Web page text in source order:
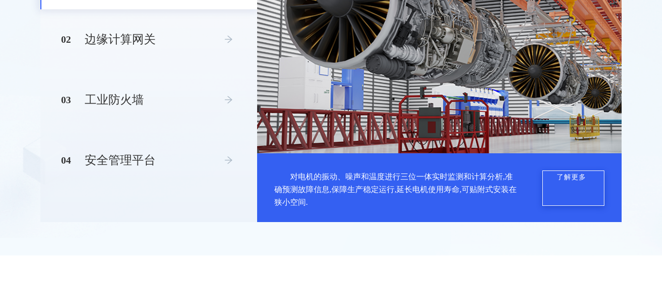
02 边缘计算网关
03 工业防火墙
04 安全管理平台
对电机的振动、噪声和温度进行三位一体实时监测和计算分析,准
确预测故障信息,保障生产稳定运行,延长电机使用寿命,可贴附式安装在
狭小空间.
了解更多